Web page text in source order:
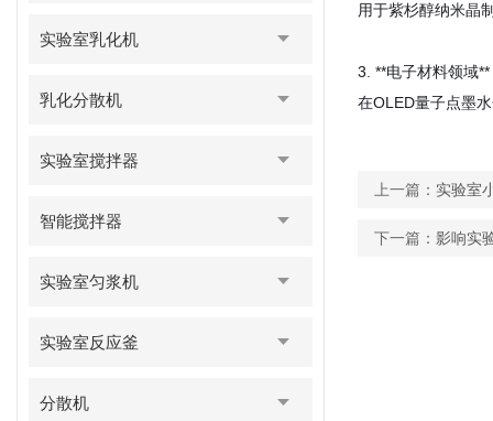
实验室乳化机
乳化分散机
实验室搅拌器
智能搅拌器
实验室匀浆机
实验室反应釜
分散机
用于紫杉醇纳米晶
3. **电子材料领域**
在OLED量子点墨
上一篇： 实验室
下一篇： 影响实